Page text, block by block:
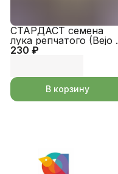
230 ₽
СТАРДАСТ семена
лука репчатого (Bejo |
Alexagro)
В корзину